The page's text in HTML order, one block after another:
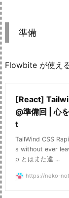
準備
Flowbite が使え
[React]
@準備回 | 心
t
TailWind CSS
s without ever
p とはまた違 ...
https://neko-